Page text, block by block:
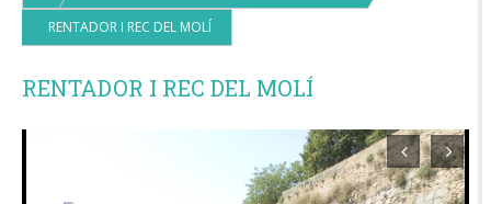
RENTADOR I REC DEL MOLÍ
RENTADOR I REC DEL MOLÍ